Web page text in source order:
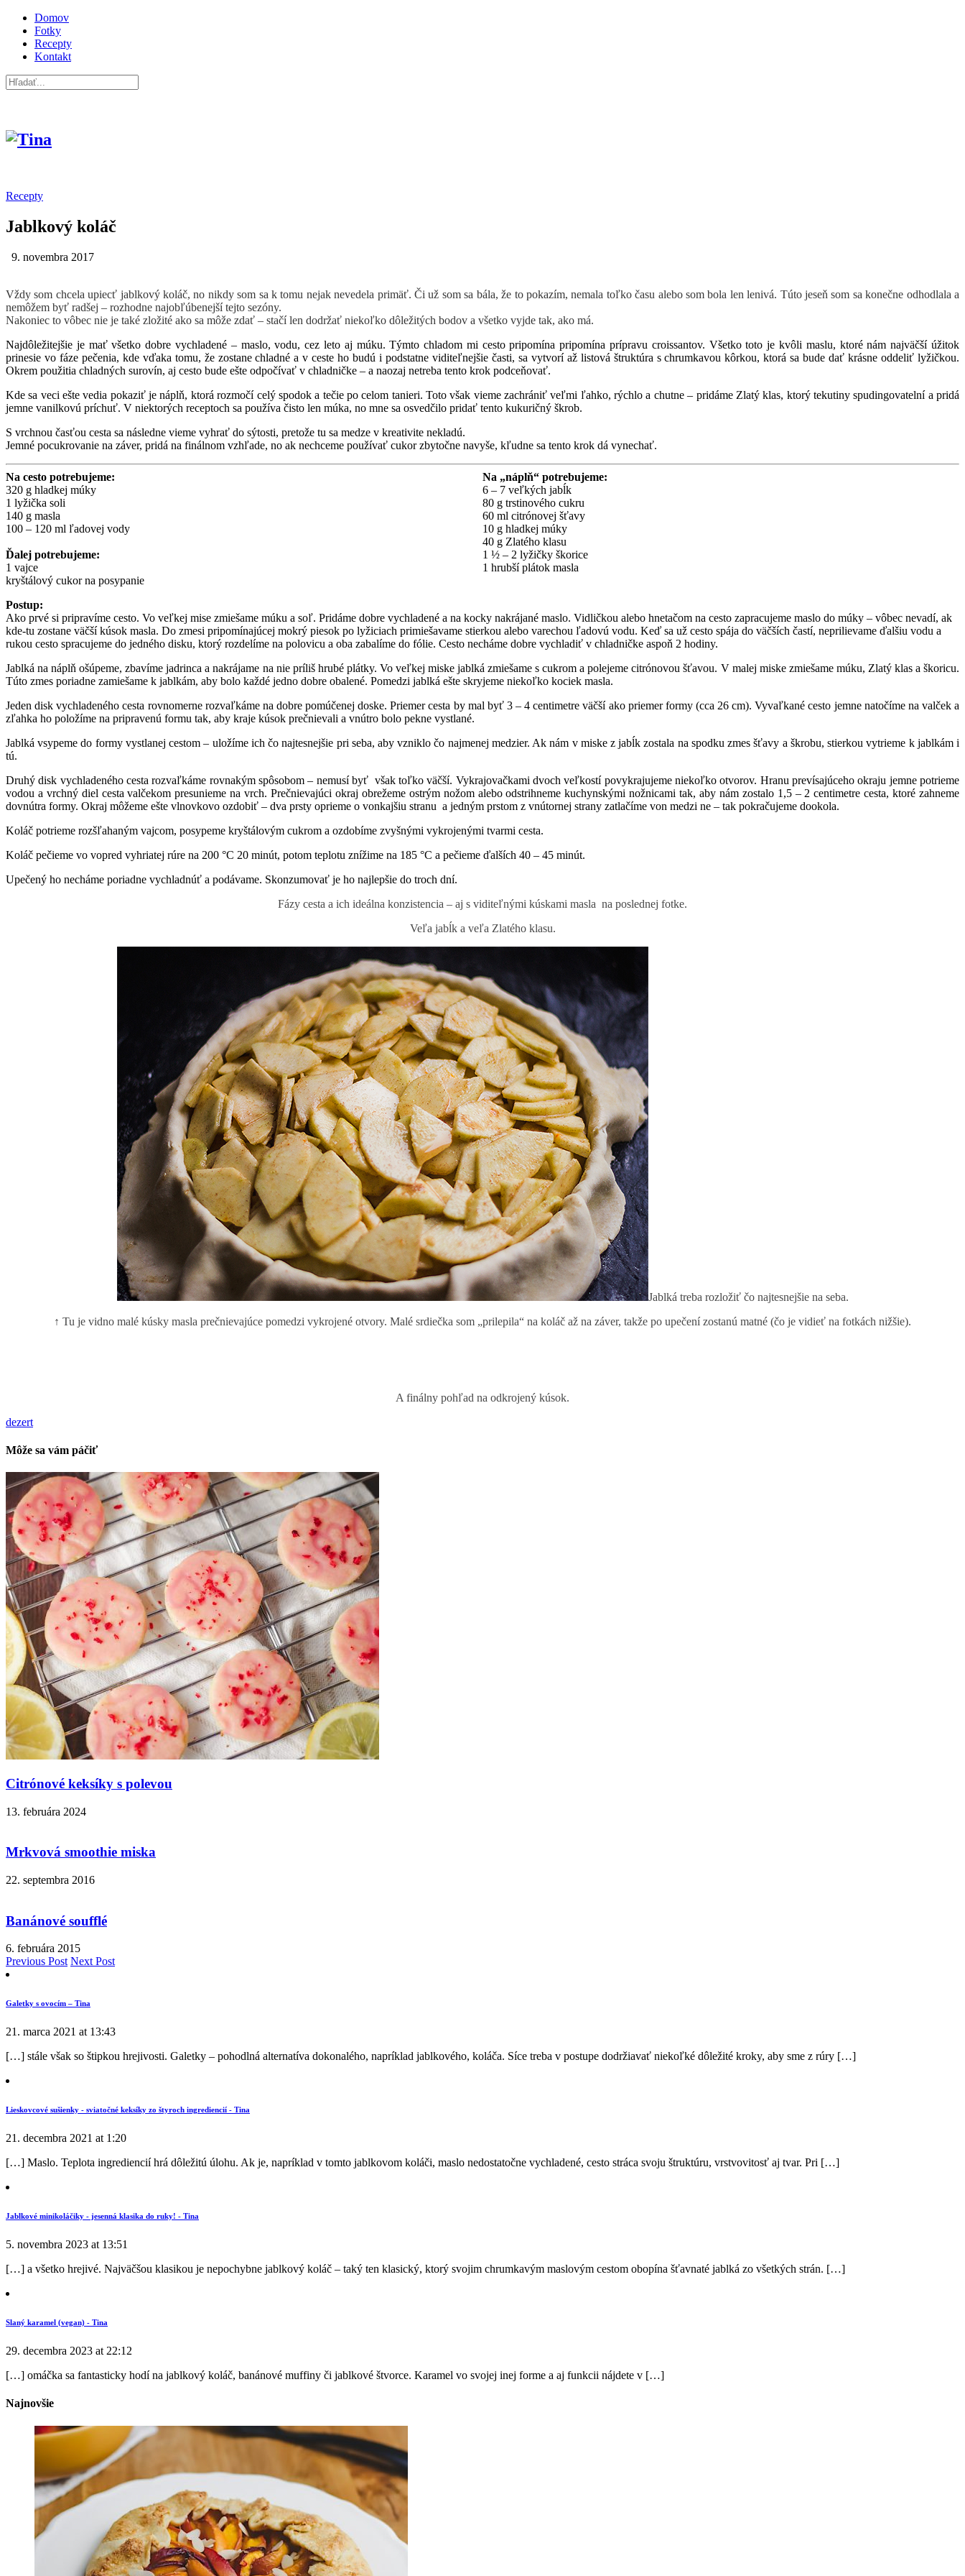
Domov
Fotky
Recepty
Kontakt
Recepty
Jablkový koláč
9. novembra 2017
Vždy som chcela upiecť jablkový koláč, no nikdy som sa k tomu nejak nevedela primäť. Či už som sa bála, že to pokazím, nemala toľko času alebo som bola len lenivá. Túto jeseň som sa konečne odhodlala a
nemôžem byť radšej – rozhodne najobľúbenejší tejto sezóny.
Nakoniec to vôbec nie je také zložité ako sa môže zdať – stačí len dodržať niekoľko dôležitých bodov a všetko vyjde tak, ako má.
Najdôležitejšie je mať všetko dobre vychladené – maslo, vodu, cez leto aj múku. Týmto chladom mi cesto pripomína pripomína prípravu croissantov. Všetko toto je kvôli maslu, ktoré nám najväčší úžitok
prinesie vo fáze pečenia, kde vďaka tomu, že zostane chladné a v ceste ho budú i podstatne viditeľnejšie časti, sa vytvorí až listová štruktúra s chrumkavou kôrkou, ktorá sa bude dať krásne oddeliť lyžičkou.
Okrem použitia chladných surovín, aj cesto bude ešte odpočívať v chladničke – a naozaj netreba tento krok podceňovať.
Kde sa veci ešte vedia pokaziť je náplň, ktorá rozmočí celý spodok a tečie po celom tanieri. Toto však vieme zachrániť veľmi ľahko, rýchlo a chutne – pridáme Zlatý klas, ktorý tekutiny spudingovatelní a pridá
jemne vanilkovú príchuť. V niektorých receptoch sa používa čisto len múka, no mne sa osvedčilo pridať tento kukuričný škrob.
S vrchnou časťou cesta sa následne vieme vyhrať do sýtosti, pretože tu sa medze v kreativite nekladú.
Jemné pocukrovanie na záver, pridá na finálnom vzhľade, no ak nechceme používať cukor zbytočne navyše, kľudne sa tento krok dá vynechať.
Na cesto potrebujeme:
320 g hladkej múky
1 lyžička soli
140 g masla
100 – 120 ml ľadovej vody
Ďalej potrebujeme:
1 vajce
kryštálový cukor na posypanie
Na „náplň“ potrebujeme:
6 – 7 veľkých jabĺk
80 g trstinového cukru
60 ml citrónovej šťavy
10 g hladkej múky
40 g Zlatého klasu
1 ½ – 2 lyžičky škorice
1 hrubší plátok masla
Postup:
Ako prvé si pripravíme cesto. Vo veľkej mise zmiešame múku a soľ. Pridáme dobre vychladené a na kocky nakrájané maslo. Vidličkou alebo hnetačom na cesto zapracujeme maslo do múky – vôbec nevadí, ak
kde-tu zostane väčší kúsok masla. Do zmesi pripomínajúcej mokrý piesok po lyžiciach primiešavame stierkou alebo varechou ľadovú vodu. Keď sa už cesto spája do väčších častí, neprilievame ďalšiu vodu a
rukou cesto spracujeme do jedného disku, ktorý rozdelíme na polovicu a oba zabalíme do fólie. Cesto necháme dobre vychladiť v chladničke aspoň 2 hodiny.
Jablká na náplň ošúpeme, zbavíme jadrinca a nakrájame na nie príliš hrubé plátky. Vo veľkej miske jablká zmiešame s cukrom a polejeme citrónovou šťavou. V malej miske zmiešame múku, Zlatý klas a škoricu.
Túto zmes poriadne zamiešame k jablkám, aby bolo každé jedno dobre obalené. Pomedzi jablká ešte skryjeme niekoľko kociek masla.
Jeden disk vychladeného cesta rovnomerne rozvaľkáme na dobre pomúčenej doske. Priemer cesta by mal byť 3 – 4 centimetre väčší ako priemer formy (cca 26 cm). Vyvaľkané cesto jemne natočíme na valček a
zľahka ho položíme na pripravenú formu tak, aby kraje kúsok prečnievali a vnútro bolo pekne vystlané.
Jablká vsypeme do formy vystlanej cestom – uložíme ich čo najtesnejšie pri seba, aby vzniklo čo najmenej medzier. Ak nám v miske z jabĺk zostala na spodku zmes šťavy a škrobu, stierkou vytrieme k jablkám i
tú.
Druhý disk vychladeného cesta rozvaľkáme rovnakým spôsobom – nemusí byť však toľko väčší. Vykrajovačkami dvoch veľkostí povykrajujeme niekoľko otvorov. Hranu prevísajúceho okraju jemne potrieme
vodou a vrchný diel cesta valčekom presunieme na vrch. Prečnievajúci okraj obrežeme ostrým nožom alebo odstrihneme kuchynskými nožnicami tak, aby nám zostalo 1,5 – 2 centimetre cesta, ktoré zahneme
dovnútra formy. Okraj môžeme ešte vlnovkovo ozdobiť – dva prsty oprieme o vonkajšiu stranu a jedným prstom z vnútornej strany zatlačíme von medzi ne – tak pokračujeme dookola.
Koláč potrieme rozšľahaným vajcom, posypeme kryštálovým cukrom a ozdobíme zvyšnými vykrojenými tvarmi cesta.
Koláč pečieme vo vopred vyhriatej rúre na 200 °C 20 minút, potom teplotu znížime na 185 °C a pečieme ďalších 40 – 45 minút.
Upečený ho necháme poriadne vychladnúť a podávame. Skonzumovať je ho najlepšie do troch dní.
Fázy cesta a ich ideálna konzistencia – aj s viditeľnými kúskami masla na poslednej fotke.
Veľa jabĺk a veľa Zlatého klasu.
Jablká treba rozložiť čo najtesnejšie na seba.
↑ Tu je vidno malé kúsky masla prečnievajúce pomedzi vykrojené otvory. Malé srdiečka som „prilepila“ na koláč až na záver, takže po upečení zostanú matné (čo je vidieť na fotkách nižšie).
A finálny pohľad na odkrojený kúsok.
dezert
Môže sa vám páčiť
Citrónové keksíky s polevou
13. februára 2024
Mrkvová smoothie miska
22. septembra 2016
Banánové soufflé
6. februára 2015
Previous Post Next Post
Galetky s ovocím – Tina
21. marca 2021 at 13:43
[…] stále však so štipkou hrejivosti. Galetky – pohodlná alternatíva dokonalého, napríklad jablkového, koláča. Síce treba v postupe dodržiavať niekoľké dôležité kroky, aby sme z rúry […]
Lieskovcové sušienky - sviatočné keksíky zo štyroch ingrediencií - Tina
21. decembra 2021 at 1:20
[…] Maslo. Teplota ingrediencií hrá dôležitú úlohu. Ak je, napríklad v tomto jablkovom koláči, maslo nedostatočne vychladené, cesto stráca svoju štruktúru, vrstvovitosť aj tvar. Pri […]
Jablkové minikoláčiky - jesenná klasika do ruky! - Tina
5. novembra 2023 at 13:51
[…] a všetko hrejivé. Najväčšou klasikou je nepochybne jablkový koláč – taký ten klasický, ktorý svojim chrumkavým maslovým cestom obopína šťavnaté jablká zo všetkých strán. […]
Slaný karamel (vegan) - Tina
29. decembra 2023 at 22:12
[…] omáčka sa fantasticky hodí na jablkový koláč, banánové muffiny či jablkové štvorce. Karamel vo svojej inej forme a aj funkcii nájdete v […]
Najnovšie